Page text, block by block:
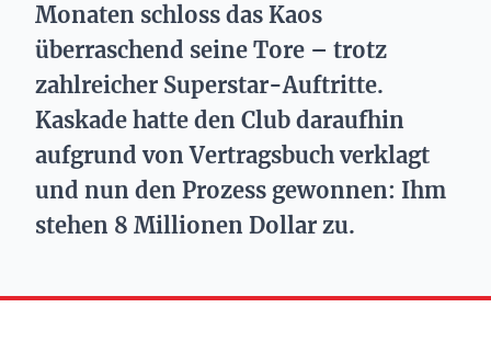
Monaten schloss das Kaos
überraschend seine Tore – trotz
zahlreicher Superstar-Auftritte.
Kaskade hatte den Club daraufhin
aufgrund von Vertragsbuch verklagt
und nun den Prozess gewonnen: Ihm
stehen 8 Millionen Dollar zu.